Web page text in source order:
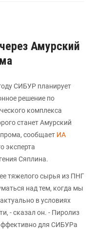
Амурский
СИБУР планирует
решение по
комплекса
станет Амурский
сообщает ИА
эксперта
Сяплина.
тяжелого сырья из ПНГ
над тем, когда мы
в условиях
- сказал он. - Пиролиз
для СИБУРа